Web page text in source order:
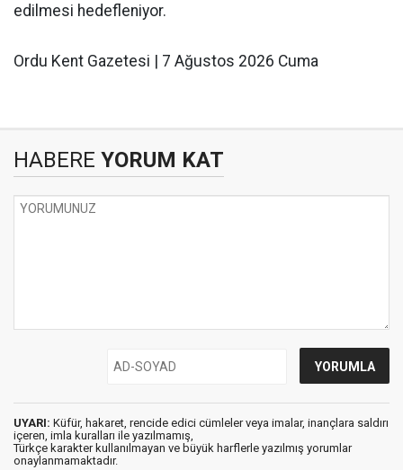
edilmesi hedefleniyor.
Ordu Kent Gazetesi | 7 Ağustos 2026 Cuma
HABERE YORUM KAT
UYARI: Küfür, hakaret, rencide edici cümleler veya imalar, inançlara saldırı
içeren, imla kuralları ile yazılmamış,
Türkçe karakter kullanılmayan ve büyük harflerle yazılmış yorumlar
onaylanmamaktadır.